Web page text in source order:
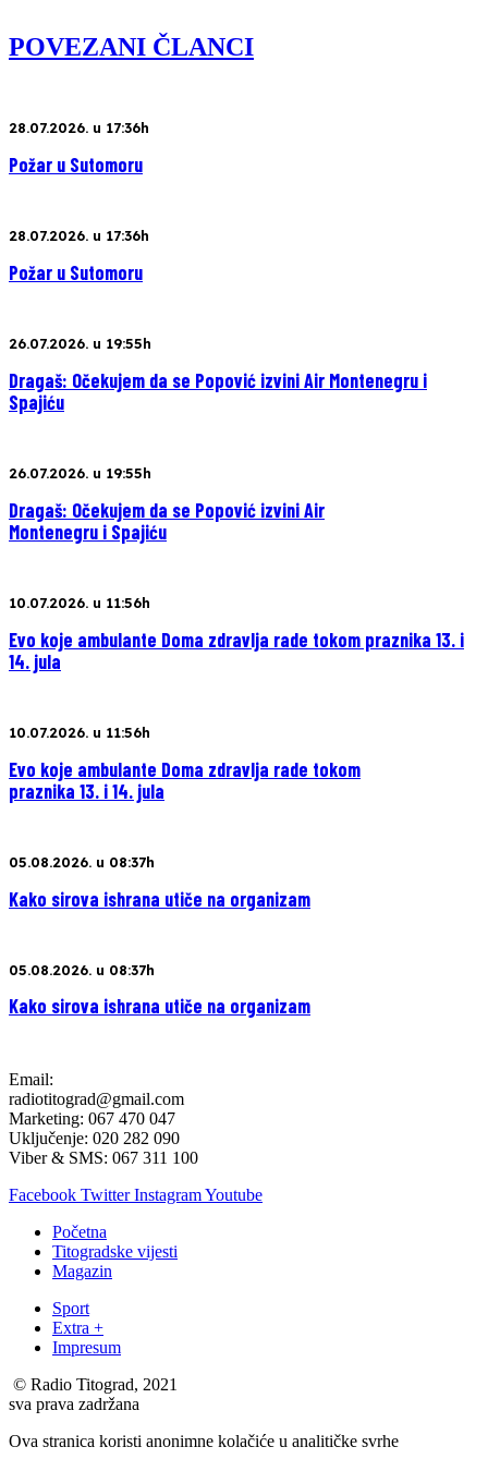
POVEZANI ČLANCI
28.07.2026. u 17:36h
Požar u Sutomoru
28.07.2026. u 17:36h
Požar u Sutomoru
26.07.2026. u 19:55h
Dragaš: Očekujem da se Popović izvini Air Montenegru i
Spajiću
26.07.2026. u 19:55h
Dragaš: Očekujem da se Popović izvini Air
Montenegru i Spajiću
10.07.2026. u 11:56h
Evo koje ambulante Doma zdravlja rade tokom praznika 13. i
14. jula
10.07.2026. u 11:56h
Evo koje ambulante Doma zdravlja rade tokom
praznika 13. i 14. jula
05.08.2026. u 08:37h
Kako sirova ishrana utiče na organizam
05.08.2026. u 08:37h
Kako sirova ishrana utiče na organizam
Email:
radiotitograd@gmail.com
Marketing: 067 470 047
Uključenje: 020 282 090
Viber & SMS: 067 311 100
Facebook Twitter InstagramYoutube
Početna
Titogradske vijesti
Magazin
Sport
Extra +
Impresum
© Radio Titograd, 2021
sva prava zadržana
Ova stranica koristi anonimne kolačiće u analitičke svrhe